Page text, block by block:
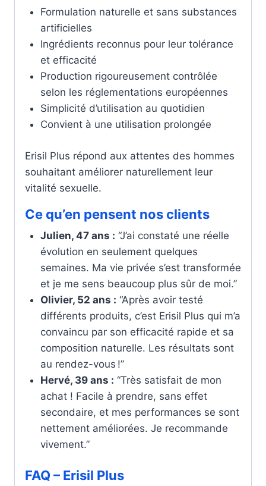
Formulation naturelle et sans substances
artificielles
Ingrédients reconnus pour leur tolérance
et efficacité
Production rigoureusement contrôlée
selon les réglementations européennes
Simplicité d’utilisation au quotidien
Convient à une utilisation prolongée
Erisil Plus répond aux attentes des hommes
souhaitant améliorer naturellement leur
vitalité sexuelle.
Ce qu’en pensent nos clients
Julien, 47 ans : “J’ai constaté une réelle
évolution en seulement quelques
semaines. Ma vie privée s’est transformée
et je me sens beaucoup plus sûr de moi.”
Olivier, 52 ans : “Après avoir testé
différents produits, c’est Erisil Plus qui m’a
convaincu par son efficacité rapide et sa
composition naturelle. Les résultats sont
au rendez-vous !”
Hervé, 39 ans : “Très satisfait de mon
achat ! Facile à prendre, sans effet
secondaire, et mes performances se sont
nettement améliorées. Je recommande
vivement.”
FAQ – Erisil Plus